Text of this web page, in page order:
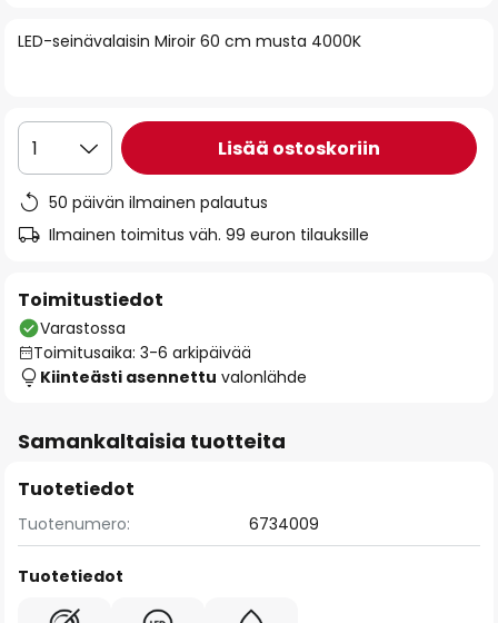
the
LED-seinävalaisin Miroir 60 cm musta 4000K
1 Lisää ostoskoriin
50 päivän ilmainen palautus
Ilmainen toimitus väh. 99 euron tilauksille
Toimitustiedot
Varastossa
Toimitusaika: 3-6 arkipäivää
Kiinteästi asennettu valonlähde
Samankaltaisia tuotteita
Tuotetiedot
Tuotenumero: 6734009
Tuotetiedot